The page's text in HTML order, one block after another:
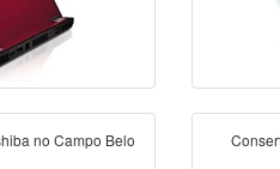
no Campo Belo